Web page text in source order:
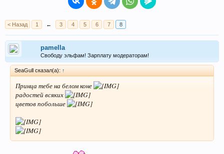
< Назад 1 ← 3 4 5 6 7 8
pamella
Свободу эльфам! Зарплату модераторам!
SeaGull сказал(а): ↑
Принца тебе на белом коне
радостей всяких
цветов побольше